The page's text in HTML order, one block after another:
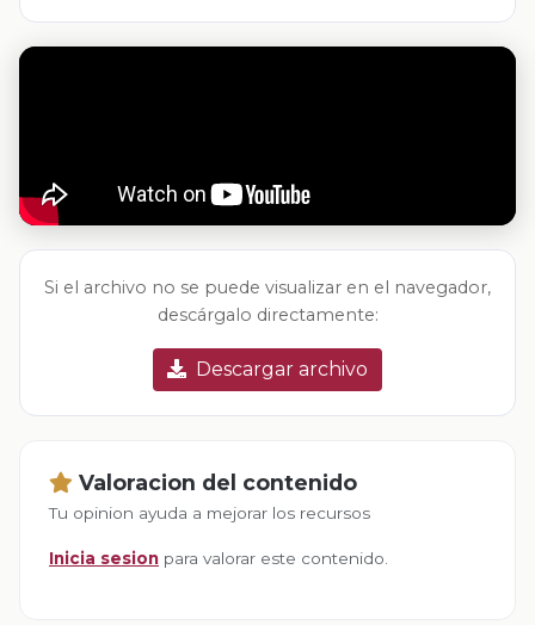
Si el archivo no se puede visualizar en el navegador,
descárgalo directamente:
Descargar archivo
Valoracion del contenido
Tu opinion ayuda a mejorar los recursos
Inicia sesion para valorar este contenido.